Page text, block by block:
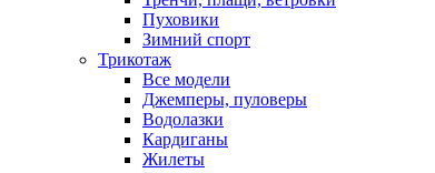
Пуховики
Зимний спорт
Трикотаж
Все модели
Джемперы, пуловеры
Водолазки
Кардиганы
Жилеты